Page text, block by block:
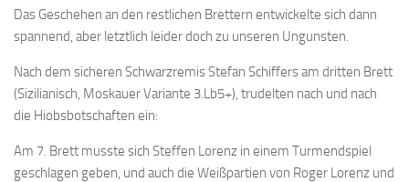
Mitglieder
Mitglied werden
Satzung
Datenschutzordnung
BKV
Das Geschehen an den restlichen Brettern entwickelte sich dann
spannend, aber letztlich leider doch zu unseren Ungunsten.
Nach dem sicheren Schwarzremis Stefan Schiffers am dritten Brett
(Sizilianisch, Moskauer Variante 3.Lb5+), trudelten nach und nach
die Hiobsbotschaften ein:
Am 7. Brett musste sich Steffen Lorenz in einem Turmendspiel
geschlagen geben, und auch die Weißpartien von Roger Lorenz und